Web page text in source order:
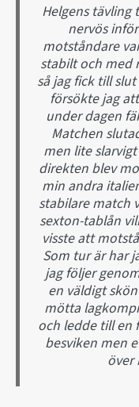
Helgens tävling
nervös
motståndare
stabilt och med
så jag fick till
försökte jag
under dagen
Matchen
men lite
direkten blev
min andra
stabilare match
sexton-tablån
visste att
Som tur är har
jag följer
en väldigt
mötta
och ledde till en
besviken men
över